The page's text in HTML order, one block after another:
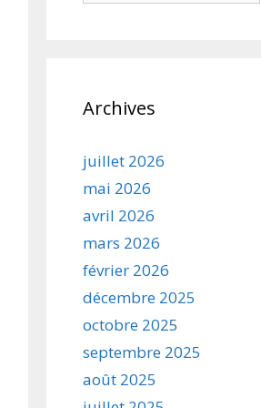
Archives
juillet 2026
mai 2026
avril 2026
mars 2026
février 2026
décembre 2025
octobre 2025
septembre 2025
août 2025